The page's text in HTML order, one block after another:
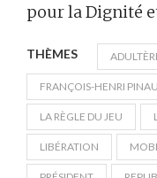
pour la Dignité
THÈMES
FRANÇOIS-HENRI
LA RÈGLE DU JEU
LIBÉRATION